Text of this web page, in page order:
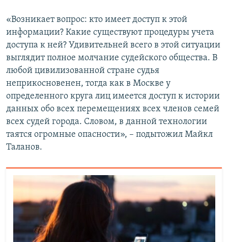
«Возникает вопрос: кто имеет доступ к этой
информации? Какие существуют процедуры учета
доступа к ней? Удивительней всего в этой ситуации
выглядит полное молчание судейского общества. В
любой цивилизованной стране судья
неприкосновенен, тогда как в Москве у
определенного круга лиц имеется доступ к истории
данных обо всех перемещениях всех членов семей
всех судей города. Словом, в данной технологии
таятся огромные опасности», – подытожил Майкл
Таланов.